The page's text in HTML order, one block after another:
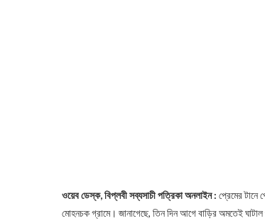
ওয়েব ডেস্ক, বিপ্লবী সব্যসাচী পত্রিকা অনলাইন : প্রেমের টানে
মোহনচক গ্রামে। জানাগেছে, তিন দিন আগে বাড়ির অমতেই